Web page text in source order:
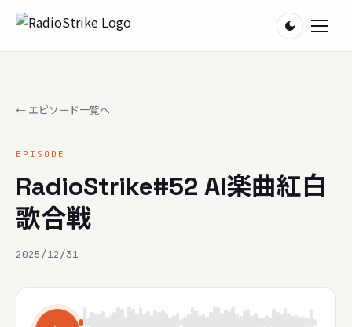
← エピソード一覧へ
EPISODE
RadioStrike#52 AI楽曲紅白
歌合戦
2025/12/31